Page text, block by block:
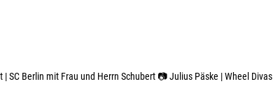
SC Berlin mit Frau und Herrn Schubert 📷 Julius Päske | Wheel Divas